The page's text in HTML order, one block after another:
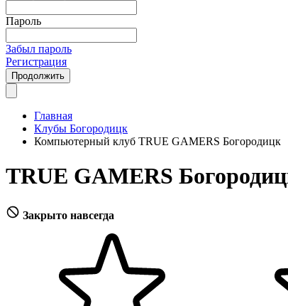
Пароль
Забыл пароль
Регистрация
Продолжить
Главная
Клубы Богородицк
Компьютерный клуб TRUE GAMERS Богородицк
TRUE GAMERS
Закрыто навсегда